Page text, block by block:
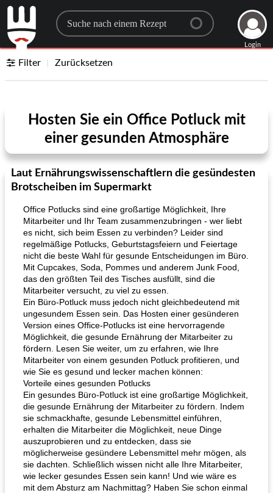
Search for a recipe
Login
Filter Zurücksetzen
Hosten Sie ein Office Potluck mit
einer gesunden Atmosphäre
Laut Ernährungswissenschaftlern die gesündesten
Brotscheiben im Supermarkt
Office Potlucks sind eine großartige Möglichkeit, Ihre
Mitarbeiter und Ihr Team zusammenzubringen - wer liebt
es nicht, sich beim Essen zu verbinden? Leider sind
regelmäßige Potlucks, Geburtstagsfeiern und Feiertage
nicht die beste Wahl für gesunde Entscheidungen im Büro.
Mit Cupcakes, Soda, Pommes und anderem Junk Food,
das den größten Teil des Tisches ausfüllt, sind die
Mitarbeiter versucht, zu viel zu essen.
Ein Büro-Potluck muss jedoch nicht gleichbedeutend mit
ungesundem Essen sein. Das Hosten einer gesünderen
Version eines Office-Potlucks ist eine hervorragende
Möglichkeit, die gesunde Ernährung der Mitarbeiter zu
fördern. Lesen Sie weiter, um zu erfahren, wie Ihre
Mitarbeiter von einem gesunden Potluck profitieren, und
wie Sie es gesund und lecker machen können:
Vorteile eines gesunden Potlucks
Ein gesundes Büro-Potluck ist eine großartige Möglichkeit,
die gesunde Ernährung der Mitarbeiter zu fördern. Indem
sie schmackhafte, gesunde Lebensmittel einführen,
erhalten die Mitarbeiter die Möglichkeit, neue Dinge
auszuprobieren und zu entdecken, dass sie
möglicherweise gesündere Lebensmittel mehr mögen, als
sie dachten. Schließlich wissen nicht alle Ihre Mitarbeiter,
wie lecker gesundes Essen sein kann! Und wie wäre es
mit dem Absturz am Nachmittag? Haben Sie schon einmal